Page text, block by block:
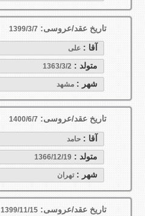
تاریخ عقد/عروسی: 1399/3/7
آقا : علی
متولد : 1363/3/2
شهر : مشهد
تاریخ عقد/عروسی: 1400/6/7
آقا : حامد
متولد : 1366/12/19
شهر :تهران
تاریخ عقد/عروسی: 1399/11/15